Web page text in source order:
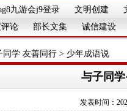
九游会j9登录 文明创建
论 部长文集 诚信建设
同学 友善同行 > 少年成语说
与子同
发表时间：